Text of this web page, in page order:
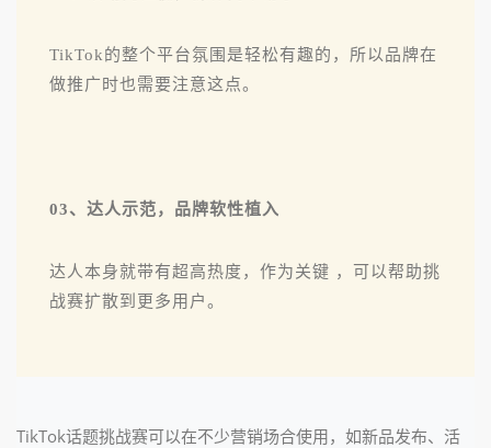
TikTok的整个平台氛围是轻松有趣的，所以品牌在
做推广时也需要注意这点。
03、达人示范，品牌软性植入
达人本身就带有超高热度，作为关键 ，可以帮助挑
战赛扩散到更多用户。
TikTok话题挑战赛可以在不少营销场合使用，如新品发布、活